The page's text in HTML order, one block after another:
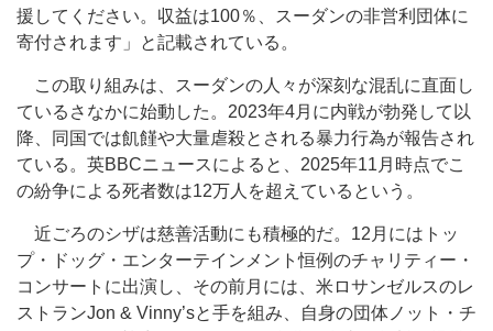
援してください。収益は100％、スーダンの非営利団体に
寄付されます」と記載されている。
この取り組みは、スーダンの人々が深刻な混乱に直面し
ているさなかに始動した。2023年4月に内戦が勃発して以
降、同国では飢饉や大量虐殺とされる暴力行為が報告され
ている。英BBCニュースによると、2025年11月時点でこ
の紛争による死者数は12万人を超えているという。
近ごろのシザは慈善活動にも積極的だ。12月にはトッ
プ・ドッグ・エンターテインメント恒例のチャリティー・
コンサートに出演し、その前月には、米ロサンゼルスのレ
ストランJon & Vinny’sと手を組み、自身の団体ノット・チ